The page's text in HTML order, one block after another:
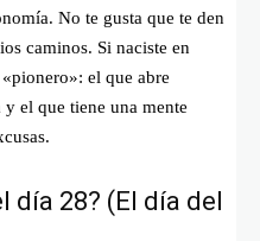
No te gusta que te den
caminos. Si naciste en
el que abre
el que tiene una mente
día 28? (El día del